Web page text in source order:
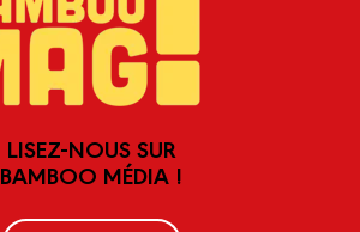
LISEZ-NOUS SUR
BAMBOO MÉDIA !